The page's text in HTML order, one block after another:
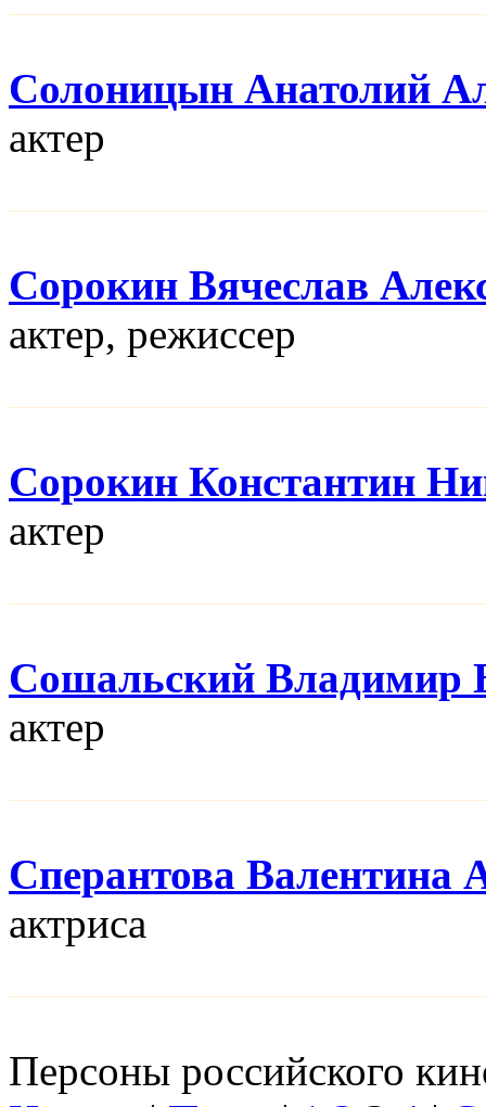
Солоницын Анатолий
актер
Сорокин Вячеслав
актер, режисcер
Сорокин Константин
актер
Сошальский Владимир
актер
Сперантова Валентина
актриса
Персоны российского